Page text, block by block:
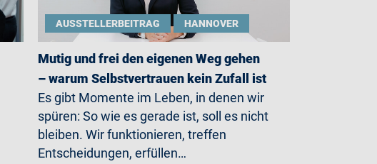
AUSSTELLERBEITRAG HANNOVER
Mutig und frei den eigenen Weg gehen
– warum Selbstvertrauen kein Zufall ist
Es gibt Momente im Leben, in denen wir
spüren: So wie es gerade ist, soll es nicht
bleiben. Wir funktionieren, treffen
Entscheidungen, erfüllen…